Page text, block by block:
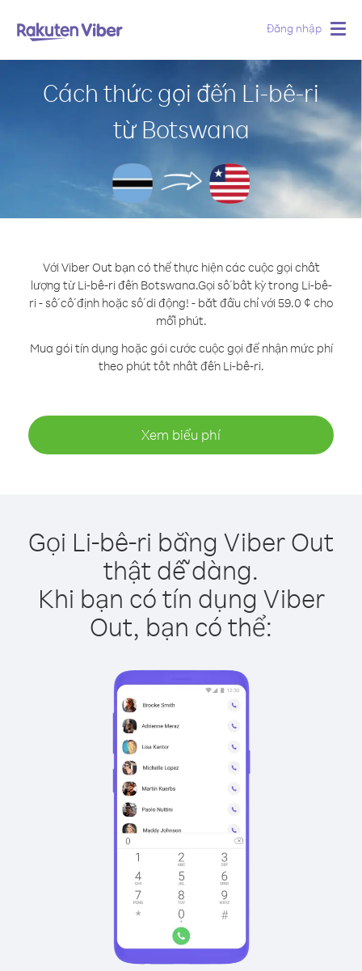
Đăng nhập
Cách thức gọi đến Li-bê-ri
từ Botswana
Với Viber Out bạn có thể thực hiện các cuộc gọi chất
lượng từ Li-bê-ri đến Botswana.Gọi số bất kỳ trong Li-bê-
ri - số cố định hoặc số di động! - bắt đầu chỉ với 59.0 ¢ cho
mỗi phút.
Mua gói tín dụng hoặc gói cước cuộc gọi để nhận mức phí
theo phút tốt nhất đến Li-bê-ri.
Xem biểu phí
Gọi Li-bê-ri bằng Viber Out
thật dễ dàng.
Khi bạn có tín dụng Viber
Out, bạn có thể: